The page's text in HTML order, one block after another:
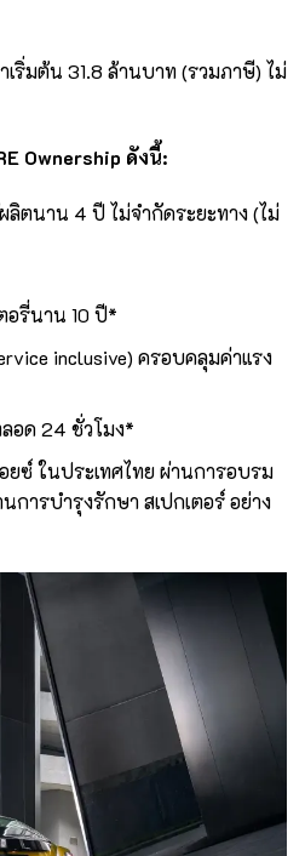
เริ่มต้น 31.8 ล้านบาท (รวมภาษี) ไม่
Ownership ดังนี้:
ตนาน 4 ปี ไม่จำกัดระยะทาง (ไม่
รี่นาน 10 ปี*
inclusive) ครอบคลุมค่าแรง
อด 24 ชั่วโมง*
ซ์ ในประเทศไทย ผ่านการอบรม
ารบำรุงรักษา สเปกเตอร์ อย่าง